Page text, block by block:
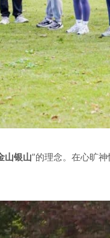
山银山”的理念。在心旷